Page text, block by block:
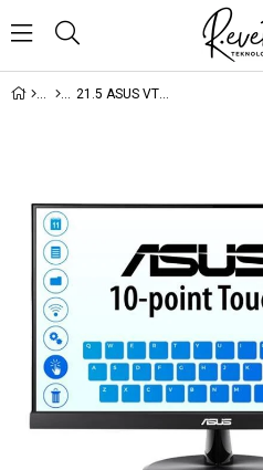
21.5 ASUS VT229H IPS 5MS 60MHZ 1XVGA 1XHDMI FHD 1920X1080 HOPARLÖR ÇERÇEVESİZ DÜŞÜK MAVİ IŞIK DOKUNMATİK EKRAN VESA